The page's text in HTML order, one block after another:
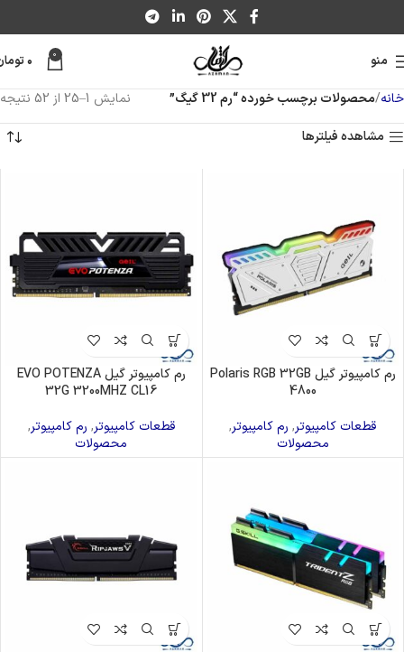
منو 0 ۰
خانه محصولات برچسب خورده “رم 32 گیگ”
نمایش 1–25 از 52 نتیجه
مشاهده فیلترها
رم کامپیوتر گیل Polaris RGB 32GB
4800
قطعات کامپیوتر, رم کامپیوتر,
محصولات
رم کامپیوتر گیل EVO POTENZA
32G 3200MHZ CL16
قطعات کامپیوتر, رم کامپیوتر,
محصولات